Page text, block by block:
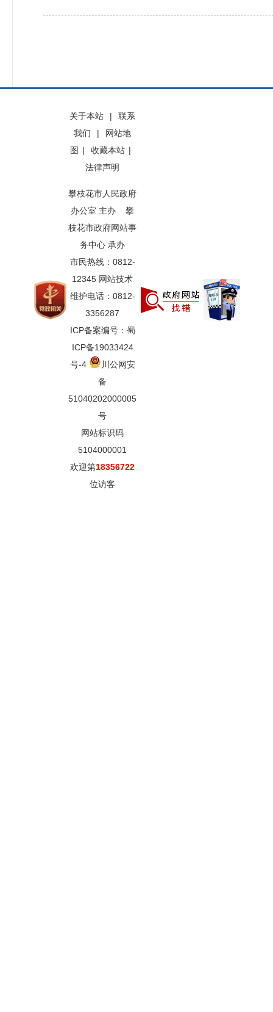
关于本站 |
联系
我们
|
网站地
图 | 收藏本站 |
法律声明
攀枝花市人民政府
办公室 主办 攀
枝花市政府网站事
务中心 承办
市民热线：0812-
12345 网站技术
维护电话：0812-
3356287
ICP备案编号：蜀
ICP备19033424
号-4
川公网安
备
51040202000005
号
网站标识码
5104000001
欢迎第18356722
位访客